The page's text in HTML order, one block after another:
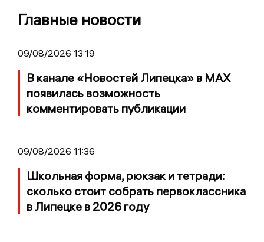
Главные новости
09/08/2026 13:19
В канале «Новостей Липецка» в MAX
появилась возможность
комментировать публикации
09/08/2026 11:36
Школьная форма, рюкзак и тетради:
сколько стоит собрать первоклассника
в Липецке в 2026 году